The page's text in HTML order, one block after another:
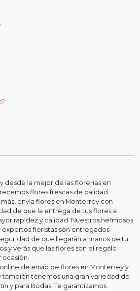
desde la mejor de las florerias en
flores frescas de calidad
envía flores en Monterrey con
de que la entrega de tus flores a
rapidez y calidad. Nuestros hermosos
floristas son entregados
de que llegarán a manos de tu
y verás que las flores son el regalo
de envío de flores en Monterrey y
también tenemos una gran variedad de
y para Bodas. Te garantizamos